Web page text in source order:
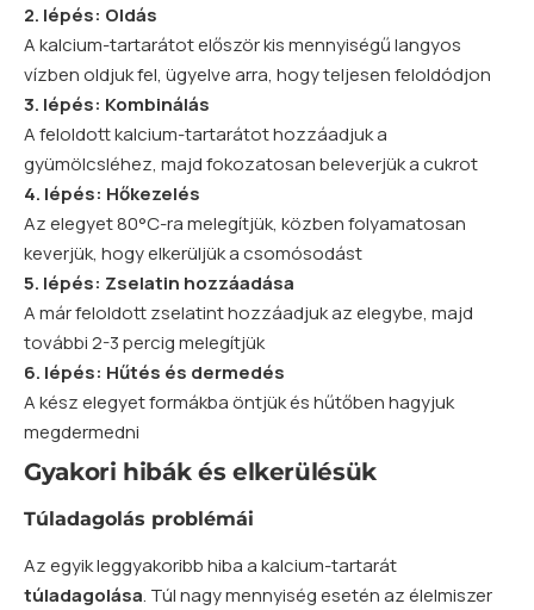
2. lépés: Oldás
A kalcium-tartarátot először kis mennyiségű langyos
vízben oldjuk fel, ügyelve arra, hogy teljesen feloldódjon
3. lépés: Kombinálás
A feloldott kalcium-tartarátot hozzáadjuk a
gyümölcsléhez, majd fokozatosan beleverjük a cukrot
4. lépés: Hőkezelés
Az elegyet 80°C-ra melegítjük, közben folyamatosan
keverjük, hogy elkerüljük a csomósodást
5. lépés: Zselatin hozzáadása
A már feloldott zselatint hozzáadjuk az elegybe, majd
további 2-3 percig melegítjük
6. lépés: Hűtés és dermedés
A kész elegyet formákba öntjük és hűtőben hagyjuk
megdermedni
Gyakori hibák és elkerülésük
Túladagolás problémái
Az egyik leggyakoribb hiba a kalcium-tartarát
túladagolása. Túl nagy mennyiség esetén az élelmiszer